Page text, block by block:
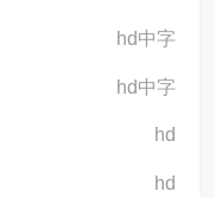
hd中字
hd中字
hd
hd